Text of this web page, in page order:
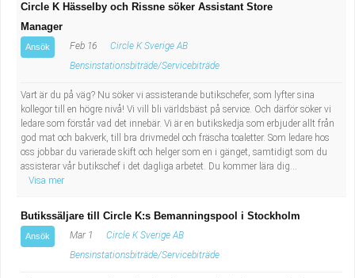
Circle K Hässelby och Rissne söker Assistant Store
Manager
Ansök Feb 16
Circle K Sverige AB
Bensinstationsbiträde/Servicebiträde
Vart är du på väg? Nu söker vi assisterande butikschefer, som lyfter sina
kollegor till en högre nivå! Vi vill bli världsbäst på service. Och därför söker vi
ledare som förstår vad det innebär. Vi är en butikskedja som erbjuder allt från
god mat och bakverk, till bra drivmedel och fräscha toaletter. Som ledare hos
oss jobbar du varierade skift och helger som en i gänget, samtidigt som du
assisterar vår butikschef i det dagliga arbetet. Du kommer lära dig...
Visa mer
Butikssäljare till Circle K:s Bemanningspool i Stockholm
Ansök Mar 1
Circle K Sverige AB
Bensinstationsbiträde/Servicebiträde